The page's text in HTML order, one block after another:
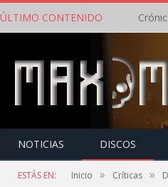
ÚLTIMO CONTENIDO
NOTICIAS DISCOS
ESTÁS EN: Inicio » Críticas »